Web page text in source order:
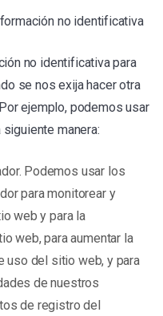
no identificativa
no identificativa para
se nos exija hacer otra
ejemplo, podemos usar
manera:
Podemos usar los
para monitorear y
web y para la
web, para aumentar la
uso del sitio web, y para
de nuestros
de registro del